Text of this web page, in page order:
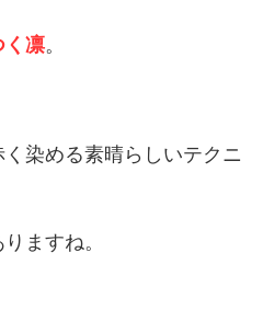
く凛。
染める素晴らしいテクニ
ますね。